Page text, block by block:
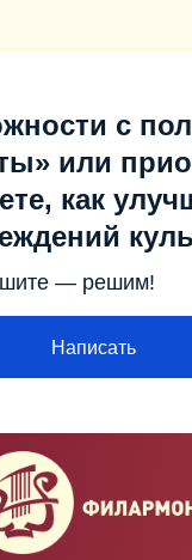
с
или
как
— решим!
Написать